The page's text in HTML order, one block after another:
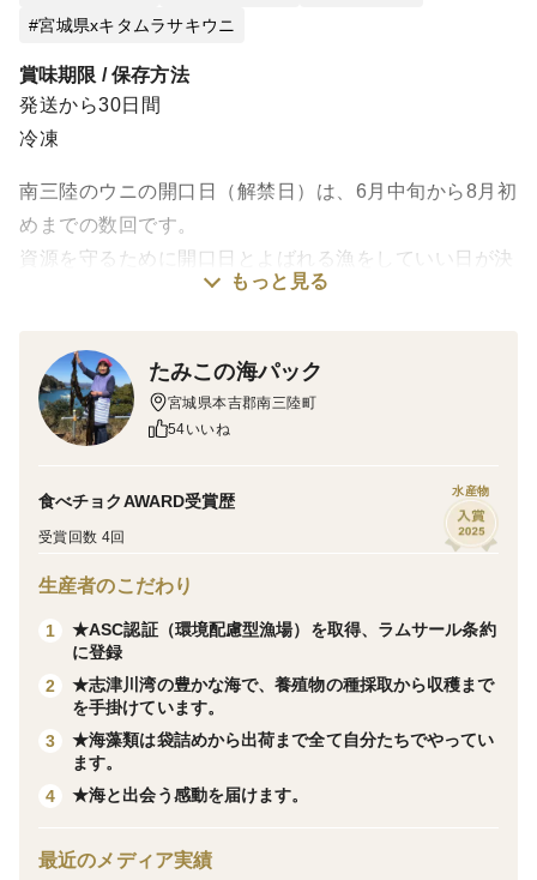
宮城県xキタムラサキウニ
賞味期限 / 保存方法
発送から30日間
冷凍
南三陸のウニの開口日（解禁日）は、6月中旬から8月初
めまでの数回です。
資源を守るために開口日とよばれる漁をしていい日が決
ことはできません。
開口時間も早朝の3時間程度です。
船で箱眼鏡を使い、カギのついた長い竿で1個1個採りま
うにむきがまた根気のいる作業なんです。まずはうにの
割り、ピンセットで黒いワタを取り除きます。次にス
プーンやゴムのへらで、形を崩さないように丁寧に身を
殻から取り外します。約1kgの殻うにをむき身にすると
わずか120g前後。とても貴重なうにです。
・原料 三陸産100%生うにと食塩のみ。
添加物・保存料は一切使用しておらず、最高品質のムラ
に本来の旨味をを引き出しています。 自然解凍後、そ
もっと見る
たみこの海パック
宮城県本吉郡南三陸町
54いいね
食べチョクAWARD受賞歴
受賞回数 4回
水産物
生産者のこだわり
1
★ASC認証（環境配慮型漁場）を取得、ラムサール条約
に登録
2
★志津川湾の豊かな海で、養殖物の種採取から収穫まで
を手掛けています。
3
★海藻類は袋詰めから出荷まで全て自分たちでやってい
ます。
4
★海と出会う感動を届けます。
最近のメディア実績